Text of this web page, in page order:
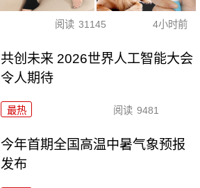
阅读 31145 4小时前
共创未来 2026世界人工智能大会
令人期待
最热 阅读 9481
今年首期全国高温中暑气象预报
发布